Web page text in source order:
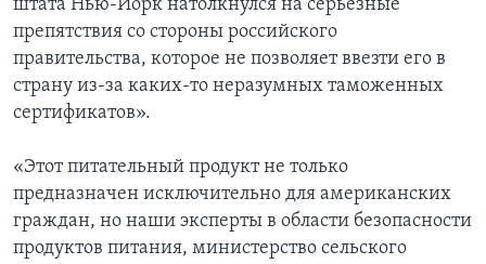
штата Нью-Йорк натолкнулся на серьезные
препятствия со стороны российского
правительства, которое не позволяет ввезти его в
страну из-за каких-то неразумных таможенных
сертификатов».
«Этот питательный продукт не только
предназначен исключительно для американских
граждан, но наши эксперты в области безопасности
продуктов питания, министерство сельского